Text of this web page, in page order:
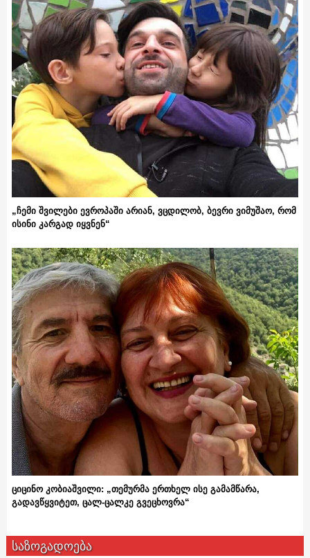
„ჩემი შვილები ევროპაში არიან, ვცდილობ, ბევრი ვიმუშაო, რომ
ისინი კარგად იყვნენ“
ციცინო კობიაშვილი: „თემურმა ერთხელ ისე გამამწარა,
გადავწყვიტეთ, ცალ-ცალკე გვეცხოვრა“
საზოგადოება